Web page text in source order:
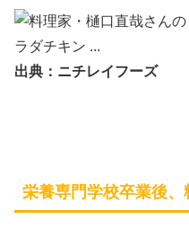
出典：ニチレイフーズ
栄養専門学校卒業後